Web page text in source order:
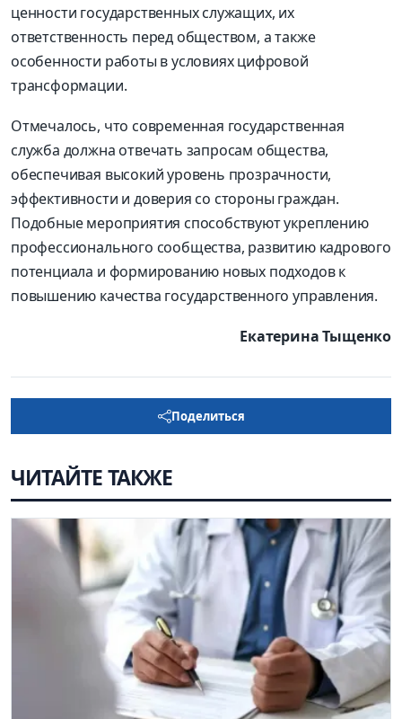
ценности государственных служащих, их
ответственность перед обществом, а также
особенности работы в условиях цифровой
трансформации.
Отмечалось, что современная государственная
служба должна отвечать запросам общества,
обеспечивая высокий уровень прозрачности,
эффективности и доверия со стороны граждан.
Подобные мероприятия способствуют укреплению
профессионального сообщества, развитию кадрового
потенциала и формированию новых подходов к
повышению качества государственного управления.
Екатерина Тыщенко
Поделиться
ЧИТАЙТЕ ТАКЖЕ